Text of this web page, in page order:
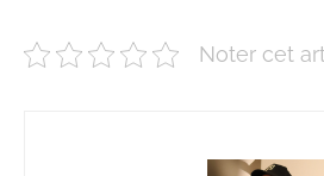
Noter cet